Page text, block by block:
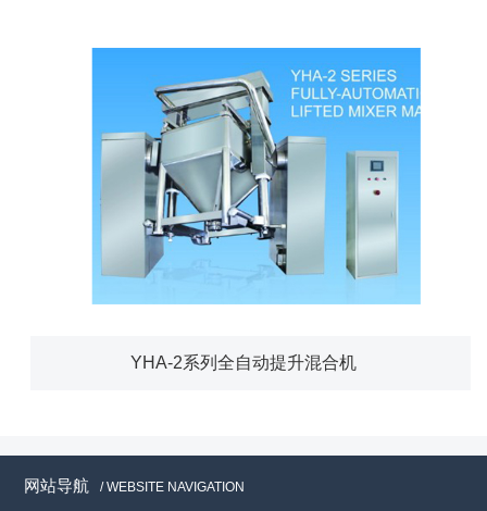
YHA-2系列全自动提升混合机
网站导航 / WEBSITE NAVIGATION